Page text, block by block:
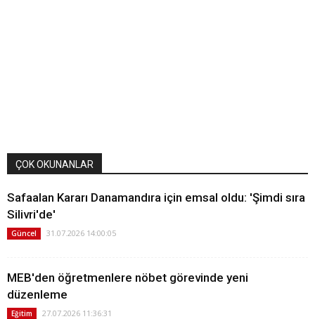
ÇOK OKUNANLAR
Safaalan Kararı Danamandıra için emsal oldu: 'Şimdi sıra
Silivri'de'
Güncel 31.07.2026 14:00:05
MEB'den öğretmenlere nöbet görevinde yeni
düzenleme
Eğitim 27.07.2026 11:36:31